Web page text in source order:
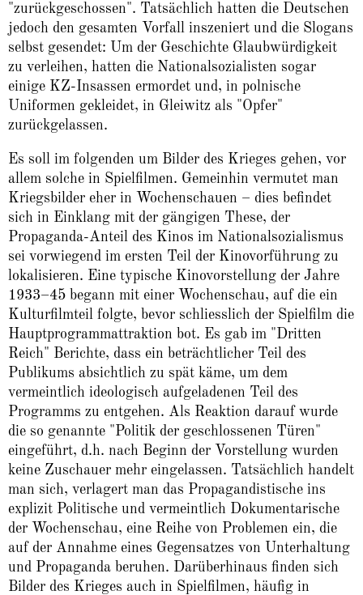
"zurückgeschossen". Tatsächlich hatten die Deutschen
jedoch den gesamten Vorfall inszeniert und die Slogans
selbst gesendet: Um der Geschichte Glaubwürdigkeit
zu verleihen, hatten die Nationalsozialisten sogar
einige KZ-Insassen ermordet und, in polnische
Uniformen gekleidet, in Gleiwitz als "Opfer"
zurückgelassen.
Es soll im folgenden um Bilder des Krieges gehen, vor
allem solche in Spielfilmen. Gemeinhin vermutet man
Kriegsbilder eher in Wochenschauen – dies befindet
sich in Einklang mit der gängigen These, der
Propaganda-Anteil des Kinos im Nationalsozialismus
sei vorwiegend im ersten Teil der Kinovorführung zu
lokalisieren. Eine typische Kinovorstellung der Jahre
1933–45 begann mit einer Wochenschau, auf die ein
Kulturfilmteil folgte, bevor schliesslich der Spielfilm die
Hauptprogrammattraktion bot. Es gab im "Dritten
Reich" Berichte, dass ein beträchtlicher Teil des
Publikums absichtlich zu spät käme, um dem
vermeintlich ideologisch aufgeladenen Teil des
Programms zu entgehen. Als Reaktion darauf wurde
die so genannte "Politik der geschlossenen Türen"
eingeführt, d.h. nach Beginn der Vorstellung wurden
keine Zuschauer mehr eingelassen. Tatsächlich handelt
man sich, verlagert man das Propagandistische ins
explizit Politische und vermeintlich Dokumentarische
der Wochenschau, eine Reihe von Problemen ein, die
auf der Annahme eines Gegensatzes von Unterhaltung
und Propaganda beruhen. Darüberhinaus finden sich
Bilder des Krieges auch in Spielfilmen, häufig in